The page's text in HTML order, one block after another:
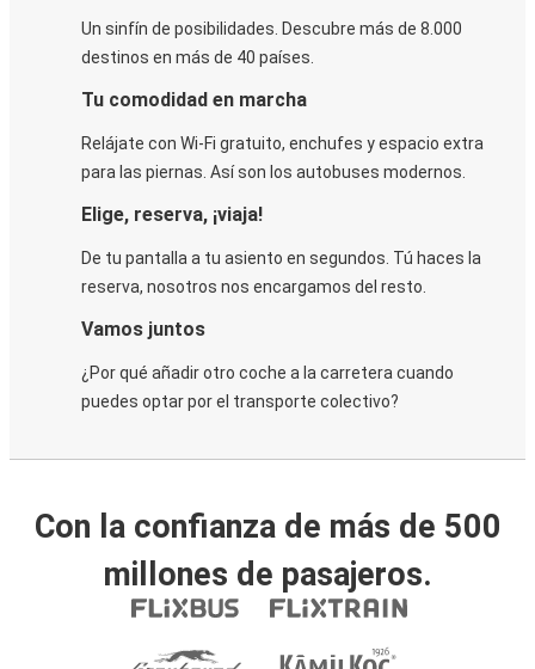
Un sinfín de posibilidades. Descubre más de 8.000
destinos en más de 40 países.
Tu comodidad en marcha
Relájate con Wi-Fi gratuito, enchufes y espacio extra
para las piernas. Así son los autobuses modernos.
Elige, reserva, ¡viaja!
De tu pantalla a tu asiento en segundos. Tú haces la
reserva, nosotros nos encargamos del resto.
Vamos juntos
¿Por qué añadir otro coche a la carretera cuando
puedes optar por el transporte colectivo?
Con la confianza de más de 500
millones de pasajeros.